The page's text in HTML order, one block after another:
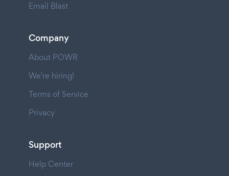
Email Blast
Company
About POWR
We're hiring!
Terms of Service
Privacy
Support
Help Center